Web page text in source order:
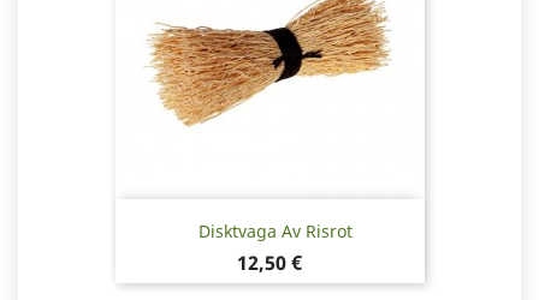
Disktvaga Av Risrot
Pris
12,50 €